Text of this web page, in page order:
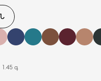
1.45 գ